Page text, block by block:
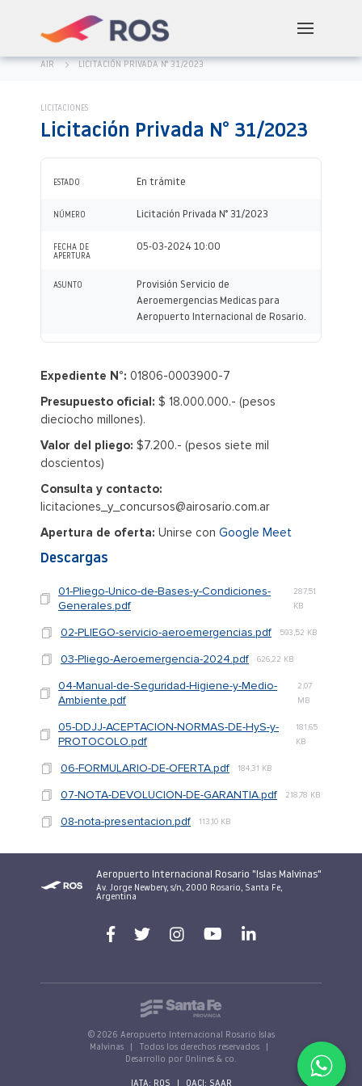
AIR LICITACIÓN PRIVADA N° 31/2023
LICITACIONES
Licitación Privada N° 31/2023
ESTADO En trámite
NÚMERO Licitación Privada N° 31/2023
FECHA DE
APERTURA
05-03-2024 10:00
ASUNTO
Provisión Servicio de
Aeroemergencias Medicas para
Aeropuerto Internacional de Rosario.
Expediente N°: 01806-0003900-7
Presupuesto oficial: $ 18.000.000.- (pesos
dieciocho millones).
Valor del pliego: $7.200.- (pesos siete mil
doscientos)
Consulta y contacto:
licitaciones_y_concursos@airosario.com.ar
Apertura de oferta: Unirse con Google Meet
Descargas
01-Pliego-Unico-de-Bases-y-Condiciones-
Generales.pdf
287,51
KB
02-PLIEGO-servicio-aeroemergencias.pdf 593,52 KB
03-Pliego-Aeroemergencia-2024.pdf 626,22 KB
04-Manual-de-Seguridad-Higiene-y-Medio-
Ambiente.pdf
2,07
MB
05-DDJJ-ACEPTACION-NORMAS-DE-HyS-y-
PROTOCOLO.pdf
181,65
KB
06-FORMULARIO-DE-OFERTA.pdf 184,31 KB
07-NOTA-DEVOLUCION-DE-GARANTIA.pdf 218,78 KB
08-nota-presentacion.pdf 113,10 KB
Aeropuerto Internacional Rosario "Islas Malvinas"
Av. Jorge Newbery, s/n, 2000 Rosario, Santa Fe,
Argentina
© 2026 Aeropuerto Internacional Rosario Islas
Malvinas
Todos los derechos reservados
Desarrollo por Onlines & co.
IATA: ROS OACI: SAAR